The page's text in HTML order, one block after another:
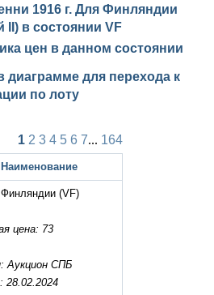
1916 г. Для Финляндии
II) в состоянии VF
цен в данном состоянии
диаграмме для перехода к
по лоту
1 2 3 4 5 6 7... 164
Наименование
(VF)
цена: 73
Аукцион СПБ
28.02.2024